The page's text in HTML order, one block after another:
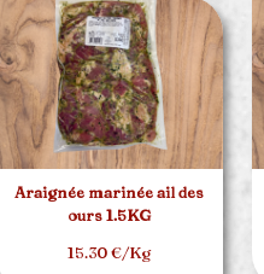
Araignée marinée ail des
ours 1.5KG
15.30 €/Kg